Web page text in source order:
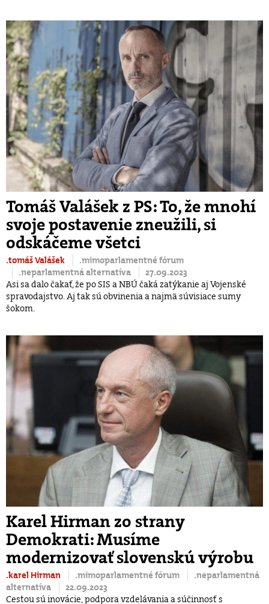
Tomáš Valášek z PS: To, že mnohí
svoje postavenie zneužili, si
odskáčeme všetci
.tomáš Valášek
.mimoparlamentné fórum
.neparlamentná alternatíva
27.09.2023
Asi sa dalo čakať, že po SIS a NBÚ čaká zatýkanie aj Vojenské
spravodajstvo. Aj tak sú obvinenia a najmä súvisiace sumy
šokom.
Karel Hirman zo strany
Demokrati: Musíme
modernizovať slovenskú výrobu
.karel Hirman .mimoparlamentné fórum
.neparlamentná
alternatíva
22.09.2023
Cestou sú inovácie, podpora vzdelávania a súčinnosť s